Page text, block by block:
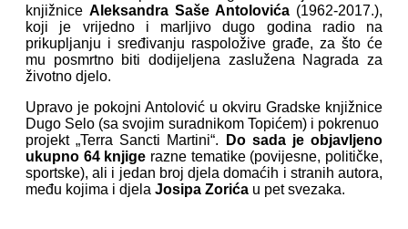
knjižnice Aleksandra Saše Antolovića (1962-2017.),
koji je vrijedno i marljivo dugo godina radio na
prikupljanju i sređivanju raspoložive građe, za što će
mu posmrtno biti dodijeljena zaslužena Nagrada za
životno djelo.
Upravo je pokojni Antolović u okviru Gradske knjižnice
Dugo Selo (sa svojim suradnikom Topićem) i pokrenuo
projekt „Terra Sancti Martini“.
Do sada je objavljeno
ukupno 64 knjige razne tematike (povijesne, političke,
sportske), ali i jedan broj djela domaćih i stranih autora,
među kojima i djela Josipa Zorića u pet svezaka.